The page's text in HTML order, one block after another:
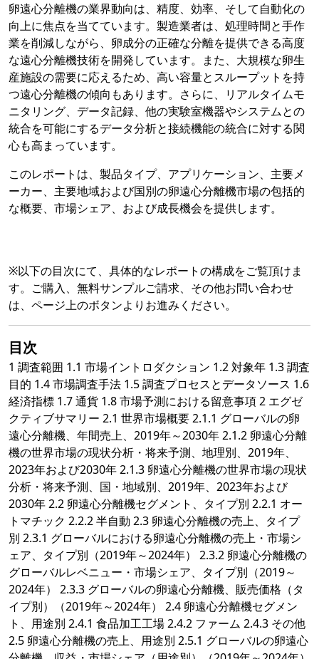
卵遠心分離機の業界動向は、精度、効率、そして自動化の
向上に焦点を当てています。製造業者は、処理時間と手作
業を削減しながら、卵成分の正確な分離を提供できる高度
な遠心分離機技術を開発しています。また、大規模な卵生
産施設の需要に応えるため、高い容量とスループットを持
つ遠心分離機の傾向もあります。さらに、リアルタイムモ
ニタリング、データ記録、他の実験室機器やシステムとの
統合を可能にするデータ分析と接続機能の統合に対する関
心も高まっています。
このレポートは、製品タイプ、アプリケーション、主要メ
ーカー、主要地域および国別の卵遠心分離機市場の包括的
な概要、市場シェア、および成長機会を提供します。
※以下の目次にて、具体的なレポートの構成をご覧頂けま
す。ご購入、無料サンプルご請求、その他お問い合わせ
は、ページ上のボタンよりお進みください。
目次
1 調査範囲 1.1 市場イントロダクション 1.2 対象年 1.3 調査
目的 1.4 市場調査手法 1.5 調査プロセスとデータソース 1.6
経済指標 1.7 通貨 1.8 市場予測における留意事項 2 エグゼ
クティブサマリー 2.1 世界市場概要 2.1.1 グローバルの卵
遠心分離機、年間売上、2019年～2030年 2.1.2 卵遠心分離
機の世界市場の現状分析・将来予測、地理別、2019年、
2023年および2030年 2.1.3 卵遠心分離機の世界市場の現状
分析・将来予測、国・地域別、2019年、2023年および
2030年 2.2 卵遠心分離機セグメント、タイプ別 2.2.1 オー
トマチック 2.2.2 半自動 2.3 卵遠心分離機の売上、タイプ
別 2.3.1 グローバルにおける卵遠心分離機の売上・市場シ
ェア、タイプ別（2019年～2024年） 2.3.2 卵遠心分離機の
グローバルレベニュー・市場シェア、タイプ別（2019～
2024年） 2.3.3 グローバルの卵遠心分離機、販売価格（タ
イプ別）（2019年～2024年） 2.4 卵遠心分離機セグメン
ト、用途別 2.4.1 食品加工工場 2.4.2 ファーム 2.4.3 その他
2.5 卵遠心分離機の売上、用途別 2.5.1 グローバルの卵遠心